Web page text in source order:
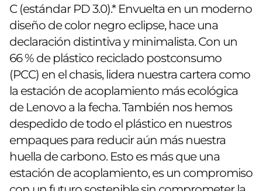
C (estándar PD 3.0).* Envuelta en un moderno
diseño de color negro eclipse, hace una
declaración distintiva y minimalista. Con un
66 % de plástico reciclado postconsumo
(PCC) en el chasis, lidera nuestra cartera como
la estación de acoplamiento más ecológica
de Lenovo a la fecha. También nos hemos
despedido de todo el plástico en nuestros
empaques para reducir aún más nuestra
huella de carbono. Esto es más que una
estación de acoplamiento, es un compromiso